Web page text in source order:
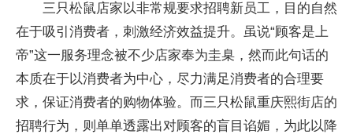
三只松鼠店家以非常规要求招聘新员工，目的自然
在于吸引消费者，刺激经济效益提升。虽说“顾客是上
帝”这一服务理念被不少店家奉为圭臬，然而此句话的
本质在于以消费者为中心，尽力满足消费者的合理要
求，保证消费者的购物体验。而三只松鼠重庆熙街店的
招聘行为，则单单透露出对顾客的盲目谄媚，为此以降